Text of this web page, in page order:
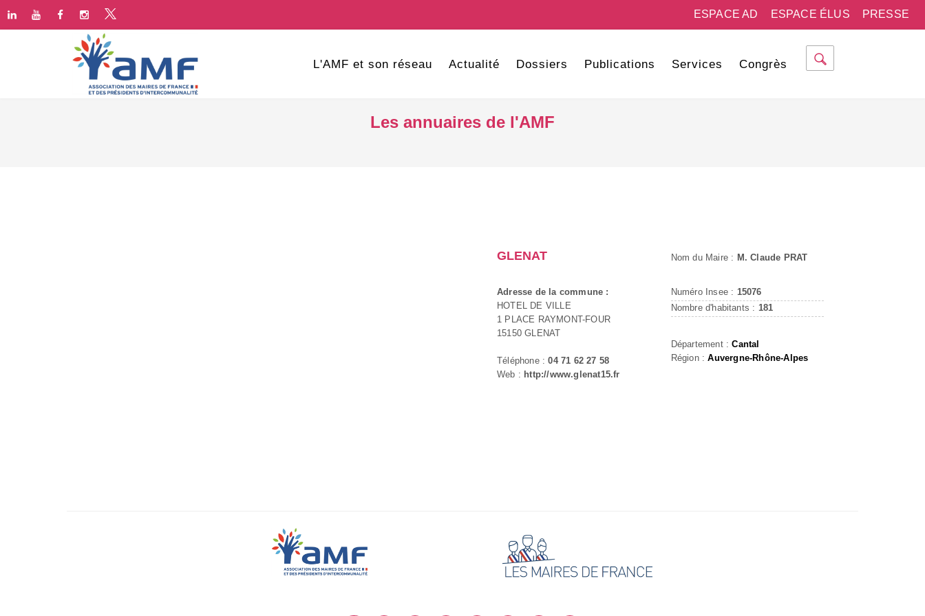
PRESSE
ESPACE ÉLUS
ESPACE AD
L'AMF et son réseau Actualité Dossiers Publications Services Congrès
Les annuaires de l'AMF
GLENAT
Adresse de la commune :
HOTEL DE VILLE
1 PLACE RAYMONT-FOUR
15150 GLENAT
Téléphone :04 71 62 27 58
Web : http://www.glenat15.fr
Nom du Maire : M. Claude PRAT
Numéro Insee : 15076
Nombre d'habitants : 181
Département :Cantal
Région :Auvergne-Rhône-Alpes